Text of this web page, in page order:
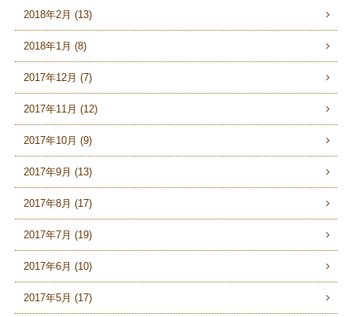
2018年2月 (13)
2018年1月 (8)
2017年12月 (7)
2017年11月 (12)
2017年10月 (9)
2017年9月 (13)
2017年8月 (17)
2017年7月 (19)
2017年6月 (10)
2017年5月 (17)